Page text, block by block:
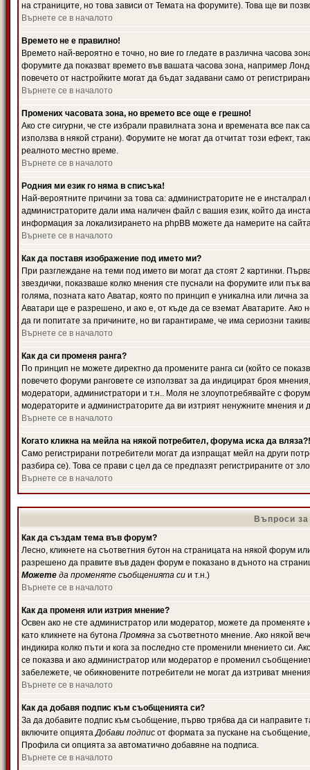
на страниците, но това зависи от Темата на форумите). Това ще ви
Върнете се в началото
Времето не е правилно!
Времето най-вероятно е точно, но вие го гледате в различна часова
форумите да показват времето във вашата часова зона, например
повечето от настройките могат да бъдат задавани само от
Върнете се в началото
Промених часовата зона, но времето все още е грешно!
Ако сте сигурни, че сте избрали правилната зона и времената все
използва в някой страни). Форумите не могат да отчитат този ефект,
реалното местно време.
Върнете се в началото
Родния ми език го няма в списъка!
Най-вероятните причини за това са: администраторите не е
администраторите дали има наличен файл с вашия език, който да
информация за локализирането на phpBB можете да намерите на
Върнете се в началото
Как да поставя изображение под името ми?
При разглеждане на теми под името ви могат да стоят 2 картинки.
звездички, показваше колко мнения сте пуснали на форумите или пък
голяма, позната като Аватар, която по принцип е уникална или лична
Аватари ще е разрешено, и ако е, от къде да се вземат Аватарите.
да ги попитате за причините, но ви гарантираме, че има сериозни
Върнете се в началото
Как да си променя ранга?
По принцип не можете директно да промените ранга си (който се
повечето форуми ранговете се използват за да индицират броя
модератори, администратори и т.н.. Моля не злоупотребявайте с
модераторите и администраторите да ви изтрият ненужните мнения и
Върнете се в началото
Когато кликна на мейла на някой потребител, форума иска да вляза?!
Само регистрирани потребители могат да изпращат мейл на други
разбира се). Това се прави с цел да се предпазят регистрираните от
Върнете се в началото
Въпроси
Как да създам тема във форум?
Лесно, кликнете на съответния бутон на страницата на някой форум
разрешено да правите във даден форум е показано в дъното на
Можете да променяте съобщенията си и т.н.)
Върнете се в началото
Как да променя или изтрия мнение?
Освен ако не сте администратор или модератор, можете да
като кликнете на бутона Промяна за съответното мнение. Ако някой
индикира колко пъти и кога за последно сте променили мнението си.
се показва и ако администратор или модератор е променил
забележете, че обикновените потребители не могат да изтриват
Върнете се в началото
Как да добавя подпис към съобщенията си?
За да добавите подпис към съобщение, първо трябва да си
включите опциятаДобави подпис от формата за пускане на
Профила си опцията за автоматично добавяне на подписа.
Върнете се в началото